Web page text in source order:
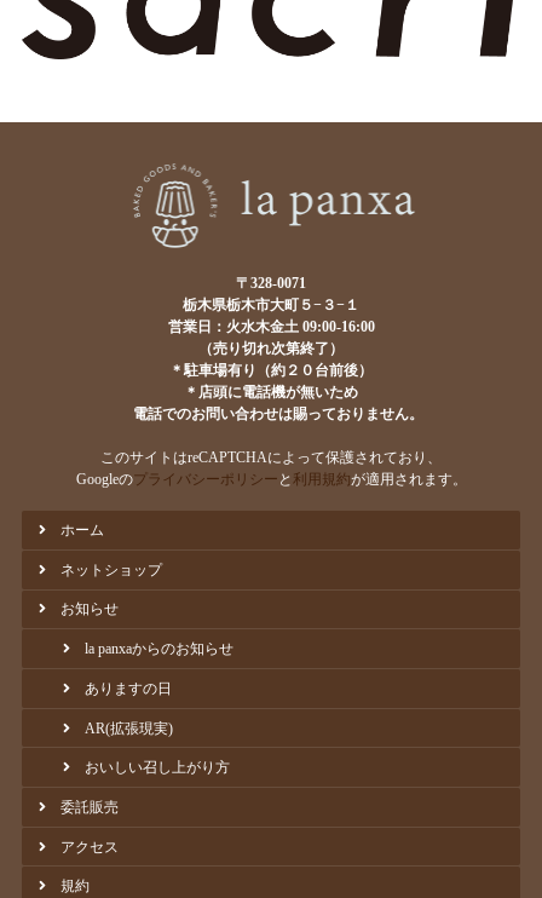
〒328-0071
栃木県栃木市大町５−３−１
営業日：火水木金土 09:00-16:00
（売り切れ次第終了）
＊駐車場有り（約２０台前後）
＊店頭に電話機が無いため
電話でのお問い合わせは賜っておりません。
このサイトはreCAPTCHAによって保護されており、
Googleのプライバシーポリシー と 利用規約が適用されます。
ホーム
ネットショップ
お知らせ
la panxaからのお知らせ
ありますの日
AR(拡張現実)
おいしい召し上がり方
委託販売
アクセス
規約